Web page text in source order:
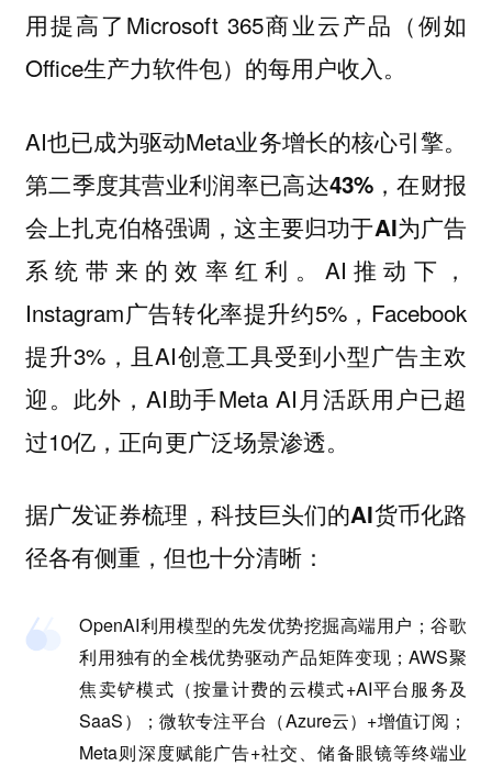
用提高了Microsoft 365商业云产品（例如
Office生产力软件包）的每用户收入。
AI也已成为驱动Meta业务增长的核心引擎。
第二季度其营业利润率已高达43%，在财报
会上扎克伯格强调，这主要归功于AI为广告
系统带来的效率红利 。AI推动下，
Instagram广告转化率提升约5%，Facebook
提升3%，且AI创意工具受到小型广告主欢
迎。此外，AI助手Meta AI月活跃用户已超
过10亿，正向更广泛场景渗透。
据广发证券梳理，科技巨头们的AI货币化路
径各有侧重，但也十分清晰：
OpenAI利用模型的先发优势挖掘高端用户；谷歌
利用独有的全栈优势驱动产品矩阵变现；AWS聚
焦卖铲模式（按量计费的云模式+AI平台服务及
SaaS）；微软专注平台（Azure云）+增值订阅；
Meta则深度赋能广告+社交、储备眼镜等终端业